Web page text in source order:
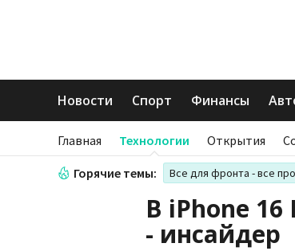
Новости Спорт Финансы
Главная Технологии Открытия
Горячие темы: Все для фронта - все
В iPhone
- инсайдер